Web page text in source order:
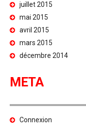
juillet 2015
mai 2015
avril 2015
mars 2015
décembre 2014
META
Connexion